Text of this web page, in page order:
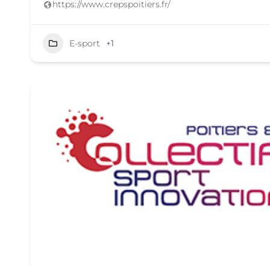
https://www.crepspoitiers.fr/
E-sport +1